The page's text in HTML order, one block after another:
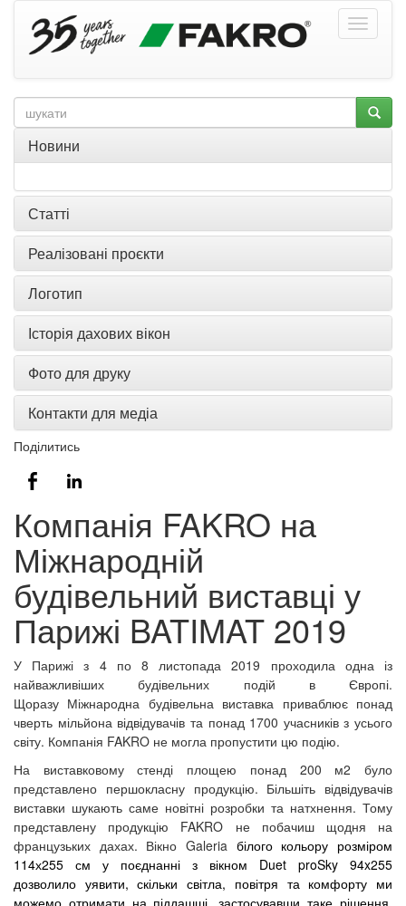
Новини
Статті
Реалізовані проєкти
Логотип
Історія дахових вікон
Фото для друку
Контакти для медіа
Поділитись
Компанія FAKRO на
Міжнародній
будівельний виставці у
Парижі BATIMAT 2019
У Парижі з 4 по 8 листопада 2019 проходила одна із
найважливіших будівельних подій в Європі.
Щоразу Міжнародна будівельна виставка приваблює понад
чверть мільйона відвідувачів та понад 1700 учасників з усього
світу. Компанія FAKRO не могла пропустити цю подію.
На виставковому стенді площею понад 200 м2 було
представлено першокласну продукцію. Більшіть відвідувачів
виставки шукають саме новітні розробки та натхнення. Тому
представлену продукцію FAKRO не побачиш щодня на
французьких дахах. Вікно Galeria білого кольору розміром
114х255 см у поєднанні з вікном Duet proSky 94x255
дозволило уявити, скільки світла, повітря та комфорту ми
можемо отримати на піддашші, застосувавши таке рішення.